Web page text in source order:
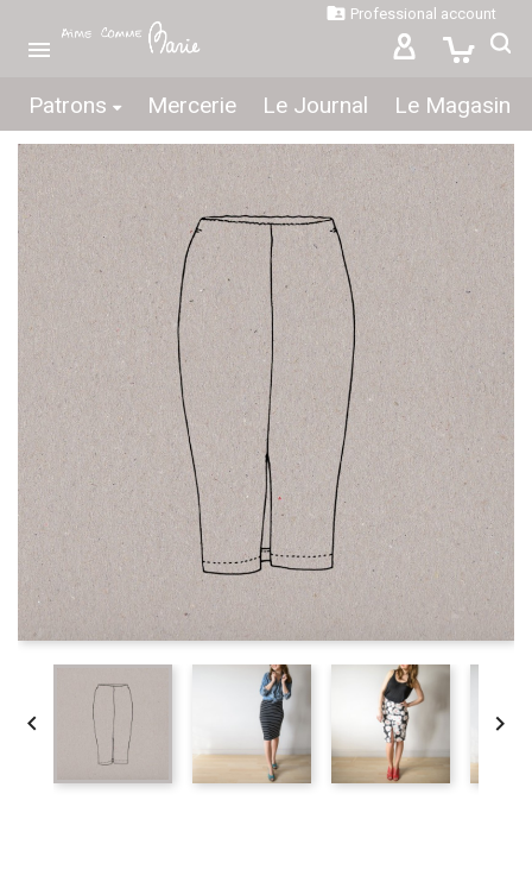
Patrons Mercerie Le Journal Le Magasin
 Professional account

 